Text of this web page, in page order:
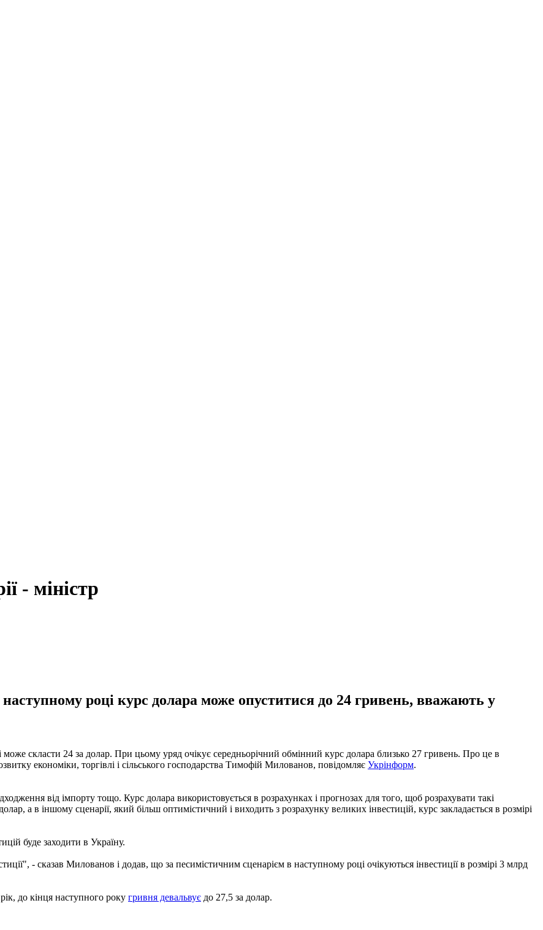
- міністр
наступному році курс долара може опуститися до 24 гривень, вважають у
скласти 24 за долар. При цьому уряд очікує середньорічний обмінний курс долара близько 27 гривень. Про це в
економіки, торгівлі і сільського господарства Тимофій Милованов, повідомляє Укрінформ.
від імпорту тощо. Курс долара використовується в розрахунках і прогнозах для того, щоб розрахувати такі
а в іншому сценарії, який більш оптимістичний і виходить з розрахунку великих інвестицій, курс закладається в розмірі
буде заходити в Україну.
- сказав Милованов і додав, що за песимістичним сценарієм в наступному році очікуються інвестиції в розмірі 3 млрд
до кінця наступного року гривня девальвує до 27,5 за долар.